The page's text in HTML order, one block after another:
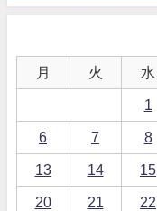
月 火 水
1
6 7 8
13 14 15
20 21 22